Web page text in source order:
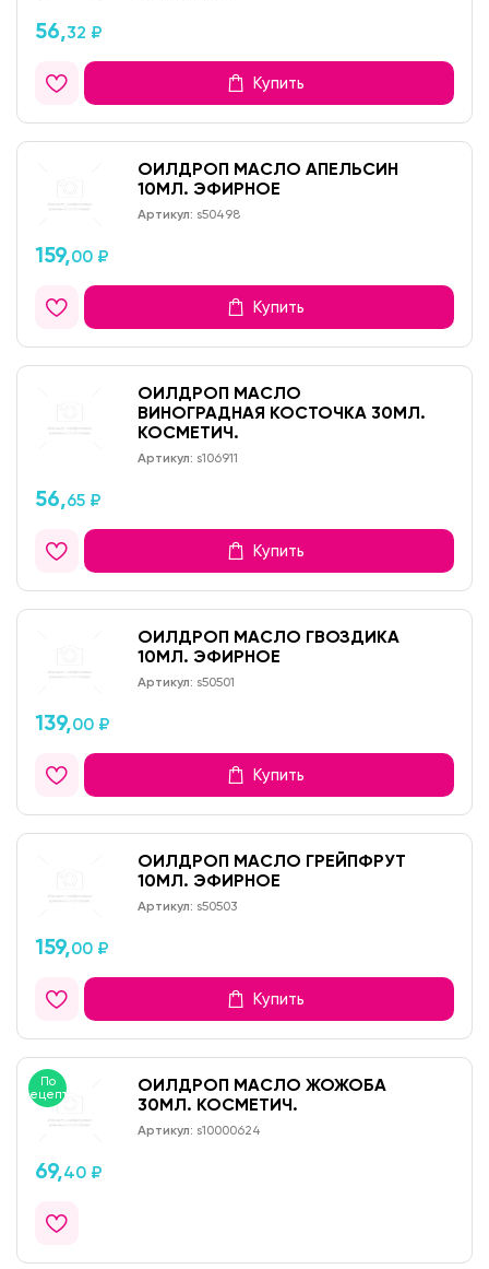
56,32 ₽
Купить
ОИЛДРОП МАСЛО АПЕЛЬСИН
10МЛ. ЭФИРНОЕ
Артикул: s50498
159,00 ₽
Купить
ОИЛДРОП МАСЛО
ВИНОГРАДНАЯ КОСТОЧКА 30МЛ.
КОСМЕТИЧ.
Артикул: s106911
56,65 ₽
Купить
ОИЛДРОП МАСЛО ГВОЗДИКА
10МЛ. ЭФИРНОЕ
Артикул: s50501
139,00 ₽
Купить
ОИЛДРОП МАСЛО ГРЕЙПФРУТ
10МЛ. ЭФИРНОЕ
Артикул: s50503
159,00 ₽
Купить
По
рецепту
ОИЛДРОП МАСЛО ЖОЖОБА
30МЛ. КОСМЕТИЧ.
Артикул: s10000624
69,40 ₽